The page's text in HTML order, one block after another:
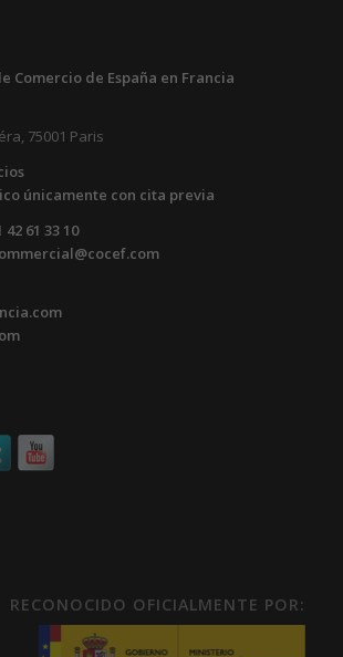
Comercio de España en Francia
75001 Paris
únicamente con cita previa
61 33 10
RECONOCIDO OFICIALMENTE POR: